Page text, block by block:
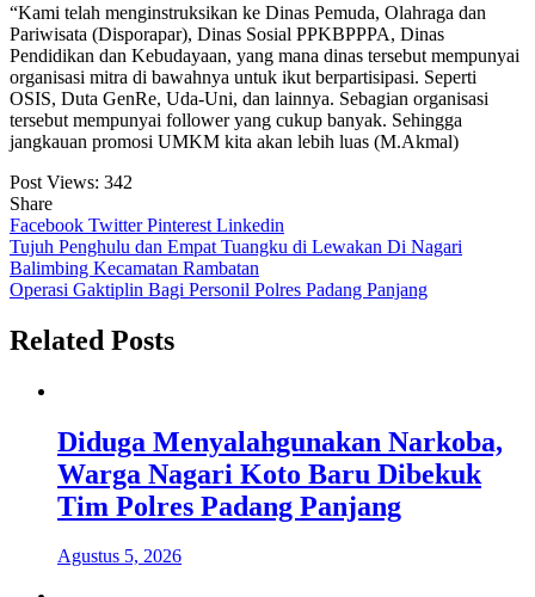
“Kami telah menginstruksikan ke Dinas Pemuda, Olahraga dan
Pariwisata (Disporapar), Dinas Sosial PPKBPPPA, Dinas
Pendidikan dan Kebudayaan, yang mana dinas tersebut mempunyai
organisasi mitra di bawahnya untuk ikut berpartisipasi. Seperti
OSIS, Duta GenRe, Uda-Uni, dan lainnya. Sebagian organisasi
tersebut mempunyai follower yang cukup banyak. Sehingga
jangkauan promosi UMKM kita akan lebih luas (M.Akmal)
Post Views: 342
Share
Facebook TwitterPinterest Linkedin
Navigasi
pos
Tujuh Penghulu dan Empat Tuangku di Lewakan Di Nagari
Balimbing Kecamatan Rambatan
Operasi Gaktiplin Bagi Personil Polres Padang Panjang
Related Posts
Diduga Menyalahgunakan Narkoba,
Warga Nagari Koto Baru Dibekuk
Tim Polres Padang Panjang
Agustus 5, 2026